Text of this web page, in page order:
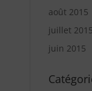
août 2015
juillet 2015
juin 2015